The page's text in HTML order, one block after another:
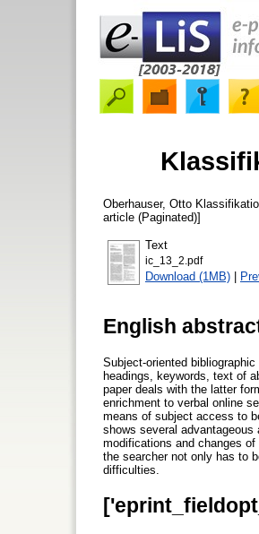
Oberhauser, Otto
article (Paginated)]
Text
ic_13_2.pdf
Download (1MB) |
English
Subject-oriented
headings, keywords, text of
paper deals with the latter
enrichment to verbal online
means of subject access to
shows several
modifications and changes
the searcher not only has to
difficulties.